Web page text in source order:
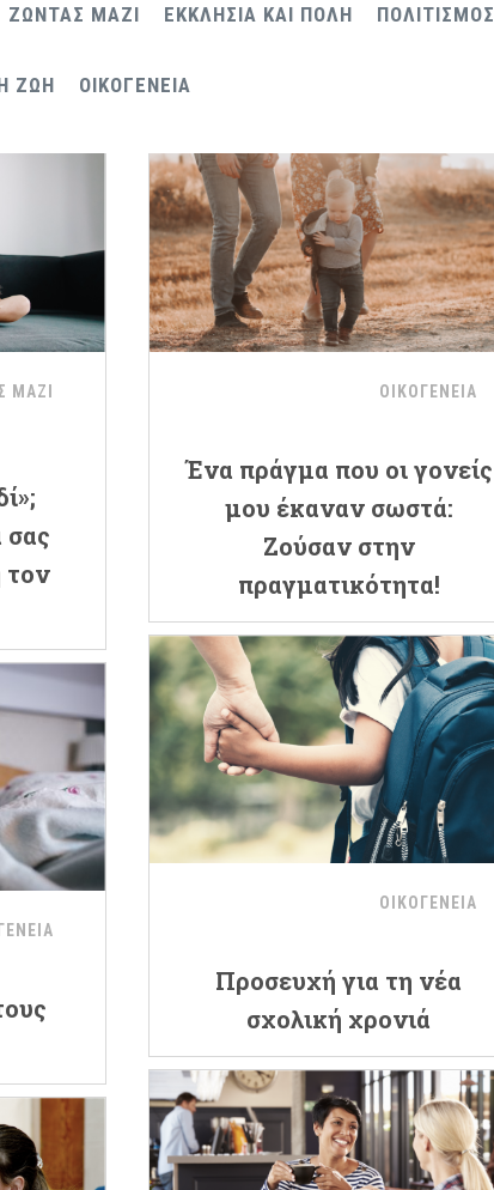
ΖΩΝΤΑΣ ΜΑΖΙ ΕΚΚΛΗΣΙΑ ΚΑΙ ΠΟΛΗ ΠΟΛΙΤΙΣΜΟΣ
ΖΩΗ ΟΙΚΟΓΕΝΕΙΑ
ΜΑΖΙ
σας
τον
ΟΙΚΟΓΕΝΕΙΑ
Ένα πράγμα που οι γονείς
μου έκαναν σωστά:
Ζούσαν στην
πραγματικότητα!
ΟΙΚΟΓΕΝΕΙΑ
Προσευχή για τη νέα
σχολική χρονιά